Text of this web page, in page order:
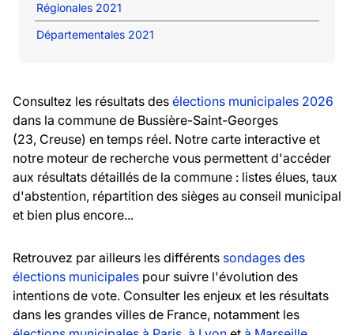
Régionales 2021
Départementales 2021
Consultez les résultats des élections municipales 2026
dans la commune de Bussière-Saint-Georges
(23, Creuse) en temps réel. Notre carte interactive et
notre moteur de recherche vous permettent d'accéder
aux résultats détaillés de la commune : listes élues, taux
d'abstention, répartition des sièges au conseil municipal
et bien plus encore...
Retrouvez par ailleurs les différents sondages des
élections municipales pour suivre l'évolution des
intentions de vote. Consulter les enjeux et les résultats
dans les grandes villes de France, notamment les